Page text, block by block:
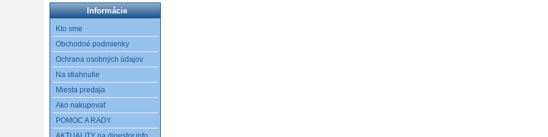
Informácie
Kto sme
Obchodné podmienky
Ochrana osobných údajov
Na stiahnutie
Miesta predaja
Ako nakupovať
POMOC A RADY